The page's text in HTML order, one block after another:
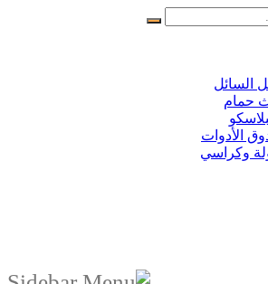
السائل
حمام
الأدوات
وكراسي